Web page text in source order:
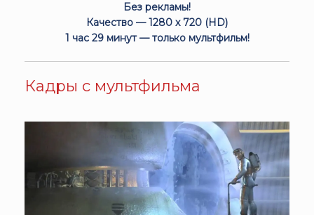
Без рекламы!
Качество — 1280 x 720 (HD)
1 час 29 минут — только мультфильм!
Кадры с мультфильма